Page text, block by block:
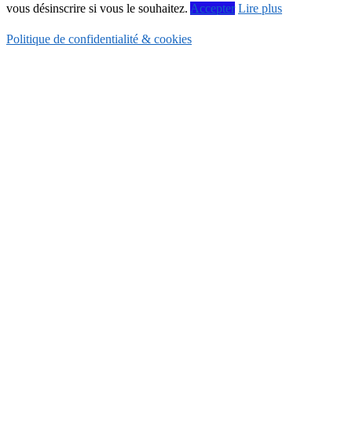
vous désinscrire si vous le souhaitez. Accepter Lire plus
Politique de confidentialité & cookies